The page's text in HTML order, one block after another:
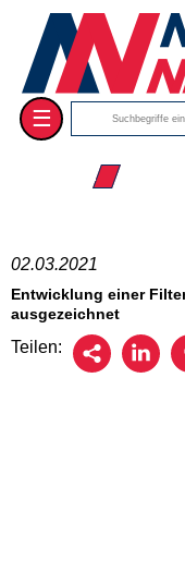
☰
☰ 2021
02.03.2021
Entwicklung einer
ausgezeichnet
Teilen: